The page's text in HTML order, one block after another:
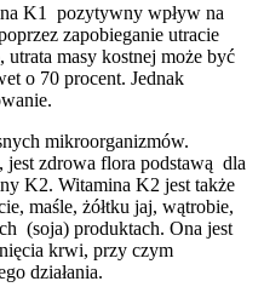
K1 pozytywny wpływ na
zapobieganie utracie
utrata masy kostnej może być
o 70 procent. Jednak
mikroorganizmów.
jest zdrowa flora podstawą dla
K2. Witamina K2 jest także
maśle, żółtku jaj, wątrobie,
(soja) produktach. Ona jest
krwi, przy czym
działania.